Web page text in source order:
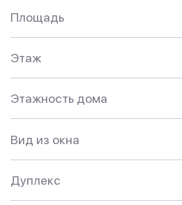
Площадь
Этаж
Этажность дома
Вид из окна
Дуплекс